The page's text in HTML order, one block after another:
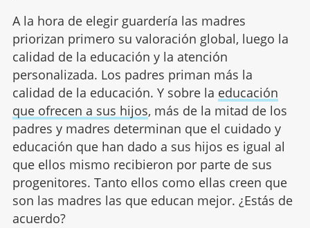
A la hora de elegir guardería las madres
priorizan primero su valoración global, luego la
calidad de la educación y la atención
personalizada. Los padres priman más la
calidad de la educación. Y sobre la educación
que ofrecen a sus hijos, más de la mitad de los
padres y madres determinan que el cuidado y
educación que han dado a sus hijos es igual al
que ellos mismo recibieron por parte de sus
progenitores. Tanto ellos como ellas creen que
son las madres las que educan mejor. ¿Estás de
acuerdo?